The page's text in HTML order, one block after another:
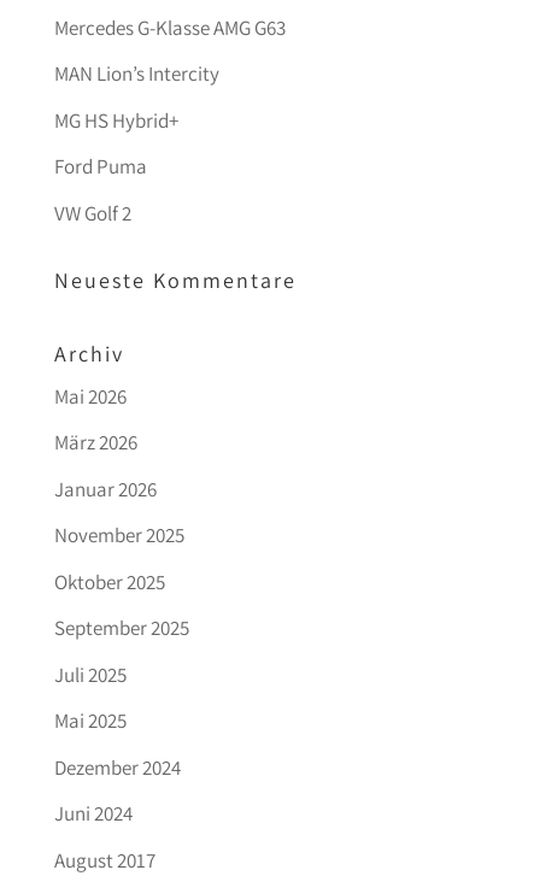
Mercedes G-Klasse AMG G63
MAN Lion’s Intercity
MG HS Hybrid+
Ford Puma
VW Golf 2
Neueste Kommentare
Archiv
Mai 2026
März 2026
Januar 2026
November 2025
Oktober 2025
September 2025
Juli 2025
Mai 2025
Dezember 2024
Juni 2024
August 2017